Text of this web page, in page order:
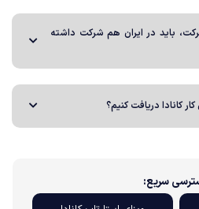
سریع:
باید در ایران هم شرکت داشته
کانادا دریافت کنیم؟